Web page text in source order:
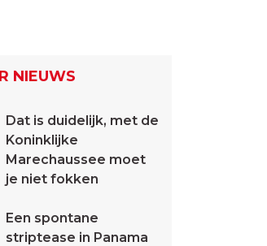
NIEUWS
Dat is duidelijk, met de
Koninklijke
Marechaussee moet
je niet fokken
Een spontane
striptease in Panama